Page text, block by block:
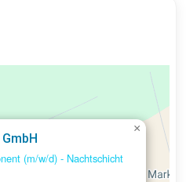
(m/w/d) - Nachtschicht
×